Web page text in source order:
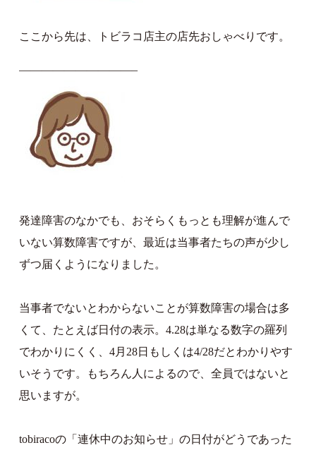
ここから先は、トビラコ店主の店先おしゃべりです。
——————————–
発達障害のなかでも、おそらくもっとも理解が進んで
いない算数障害ですが、最近は当事者たちの声が少し
ずつ届くようになりました。
当事者でないとわからないことが算数障害の場合は多
くて、たとえば日付の表示。4.28は単なる数字の羅列
でわかりにくく、4月28日もしくは4/28だとわかりやす
いそうです。もちろん人によるので、全員ではないと
思いますが。
tobiracoの「連休中のお知らせ」の日付がどうであった